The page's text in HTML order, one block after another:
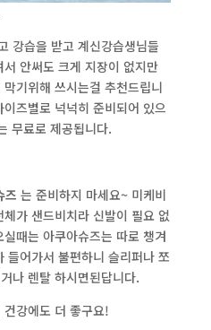
강습을 받고 계신강습생님들
안써도 크게 지장이 없지만
기위해 쓰시는걸 추천드립니
즈별로 넉넉히 준비되어 있으
무료로 제공됩니다.
즈 는 준비하지 마세요~ 미케비
가 샌드비치라 신발이 필요 없
때는 아쿠아슈즈는 따로 챙겨
들어가서 불편하니 슬리퍼나 쪼
나 렌탈 하시면된답니다.
강에도 더 좋구요!